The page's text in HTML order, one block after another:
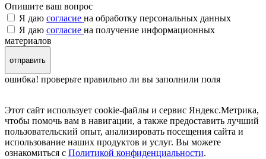
Опишите ваш вопрос
Я даю согласие на обработку персональных данных
Я даю согласие на получение информационных
материалов
отправить
ошибка! проверьте правильно ли вы заполнили поля
Этот сайт использует cookie-файлы и сервис Яндекс.Метрика,
чтобы помочь вам в навигации, а также предоставить лучший
пользовательский опыт, анализировать посещения сайта и
использование наших продуктов и услуг. Вы можете
ознакомиться с Политикой конфиденциальности.